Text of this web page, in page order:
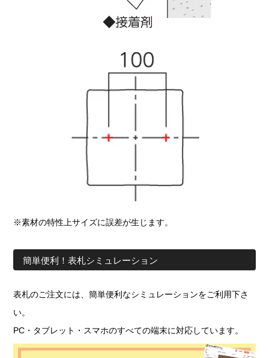
※素材の特性上サイズに誤差が生じます。
簡単便利！表札シミュレーション
表札のご注文には、簡単便利なシミュレーションをご利用下さ
い。
PC・タブレット・スマホのすべての端末に対応しています。